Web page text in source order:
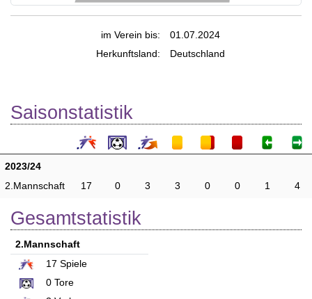
im Verein bis:
01.07.2024
Herkunftsland:
Deutschland
Saisonstatistik
2023/24
2.Mannschaft
17 0 3 3 0 0 1 4
Gesamtstatistik
2.Mannschaft
17 Spiele
0 Tore